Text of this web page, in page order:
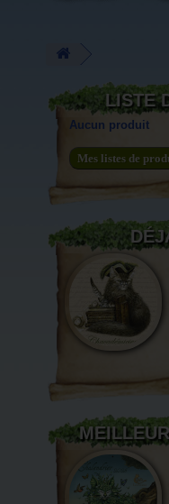
LISTE
Aucun produit
Mes listes de